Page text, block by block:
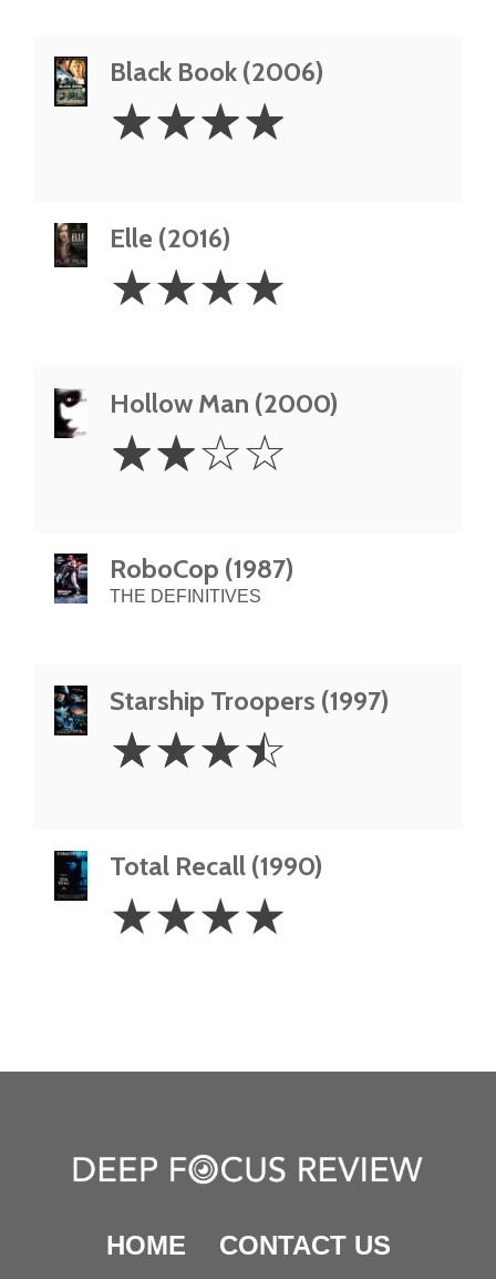
Black Book (2006)
Stars
☆☆☆☆
Elle (2016)
Stars
☆☆☆☆
Hollow Man (2000)
Stars
☆☆☆☆
RoboCop (1987)
THE DEFINITIVES
Starship Troopers (1997)
3.5
Stars
☆☆☆☆
Total Recall (1990)
Stars
☆☆☆☆
HOME
CONTACT US